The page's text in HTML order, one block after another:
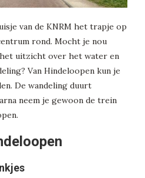
van de KNRM het trapje op
rond. Mocht je nou
uitzicht over het water en
Van Hindeloopen kun je
De wandeling duurt
neem je gewoon de trein